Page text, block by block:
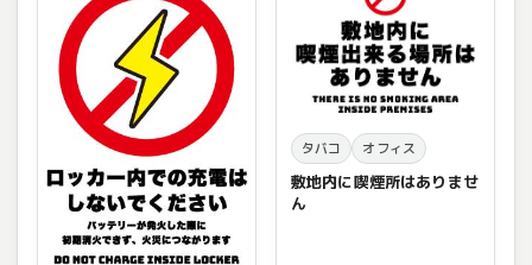
タバコ オフィス
敷地内に喫煙所はありませ
ん